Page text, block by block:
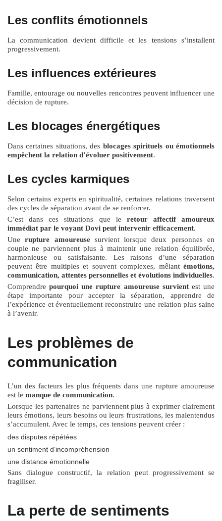
Les conflits émotionnels
La communication devient difficile et les tensions s’installent
progressivement.
Les influences extérieures
Famille, entourage ou nouvelles rencontres peuvent influencer une
décision de rupture.
Les blocages énergétiques
Dans certaines situations, des blocages spirituels ou émotionnels
empêchent la relation d’évoluer positivement.
Les cycles karmiques
Selon certains experts en spiritualité, certaines relations traversent
des cycles de séparation avant de se renforcer.
C’est dans ces situations que le retour affectif amoureux
immédiat par le voyant Dovi peut intervenir efficacement.
Unerupture amoureusesurvient lorsque deux personnes en
couple ne parviennent plus à maintenir une relation équilibrée,
harmonieuse ou satisfaisante. Les raisons d’une séparation
peuvent être multiples et souvent complexes, mêlant émotions,
communication, attentes personnelles et évolutions individuelles.
Comprendrepourquoi une rupture amoureuse survientest une
étape importante pour accepter la séparation, apprendre de
l’expérience et éventuellement reconstruire une relation plus saine
à l’avenir.
Les problèmes de
communication
L’un des facteurs les plus fréquents dans une rupture amoureuse
est le manque de communication.
Lorsque les partenaires ne parviennent plus à exprimer clairement
leurs émotions, leurs besoins ou leurs frustrations, les malentendus
s’accumulent. Avec le temps, ces tensions peuvent créer :
des disputes répétées
un sentiment d’incompréhension
une distance émotionnelle
Sans dialogue constructif, la relation peut progressivement se
fragiliser.
La perte de sentiments